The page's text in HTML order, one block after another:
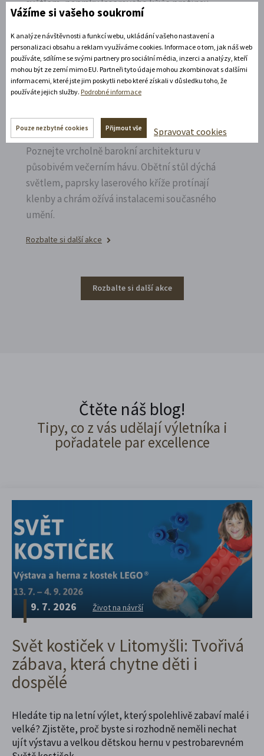
světlem, paprsky laserového kříže protínají
klenby a chrám ožívá instalacemi současného
umění.
Rozbalte si další akce
8. 8. 2026
Noční prohlídka piaristického chrámu
Poznejte vrcholně barokní architekturu v
působivém večerním hávu. Obětní stůl dýchá
světlem, paprsky laserového kříže protínají
klenby a chrám ožívá instalacemi současného
umění.
Rozbalte si další akce
Rozbalte si další akce
Čtěte náš blog!
Tipy, co z vás udělají výletníka i
pořadatele par excellence
9. 7. 2026 Život na návrší
Svět kostiček v Litomyšli: Tvořivá
zábava, která chytne děti i
dospělé
Hledáte tip na letní výlet, který spolehlivě zabaví malé i
velké? Zjistěte, proč byste si rozhodně neměli nechat
ujít výstavu a velkou dětskou hernu v pestrobarevném
Vážíme si vašeho soukromí
K analýze návštěvnosti a funkcí webu, ukládání vašeho nastavení a
personalizaci obsahu a reklam využíváme cookies. Informace o tom, jak náš web
používáte, sdílíme se svými partnery pro sociální média, inzerci a analýzy, kteří
mohou být ze zemí mimo EU. Partneři tyto údaje mohou zkombinovat s dalšími
informacemi, které jste jim poskytli nebo které získali v důsledku toho, že
používáte jejich služby. Podrobné informace
Pouze nezbytné cookies Přijmout vše Spravovat cookies